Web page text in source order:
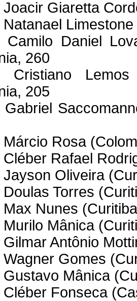
Joacir Giaretta
Natanael
Camilo Daniel
260
Cristiano
205
Gabriel
Márcio Rosa
Cléber Rafael
Jayson Oliveira
Doulas Torres
Max Nunes
Murilo Mânica
Gilmar Antônio
Wagner Gomes
Gustavo Mânica
Cléber Fonseca